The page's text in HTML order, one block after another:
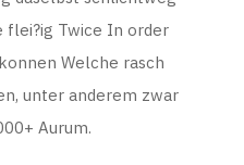
flei?ig Twice In order
Welche rasch
unter anderem zwar
Aurum.